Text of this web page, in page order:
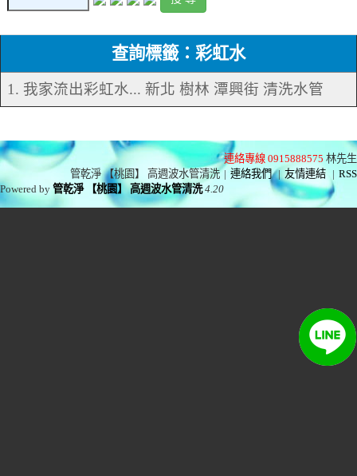
查詢標籤：彩虹水
1. 我家流出彩虹水... 新北 樹林 潭興街 清洗水管
連絡專線 0915888575 林先生
管乾淨 【桃園】 高週波水管清洗 | 連絡我們 | 友情連結 | RSS
Powered by管乾淨 【桃園】 高週波水管清洗 4.20